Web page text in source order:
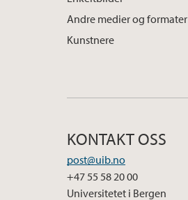
Andre medier og formater
Kunstnere
KONTAKT OSS
post@uib.no
+47 55 58 20 00
Universitetet i Bergen